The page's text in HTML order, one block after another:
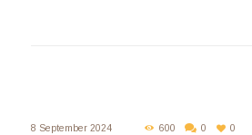
8 September 2024 600 0 0